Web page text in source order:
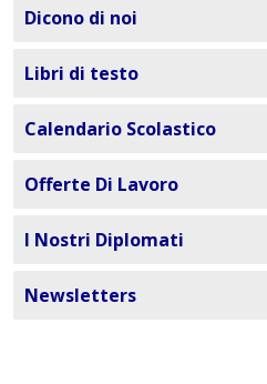
Dicono di noi
Libri di testo
Calendario Scolastico
Offerte Di Lavoro
I Nostri Diplomati
Newsletters